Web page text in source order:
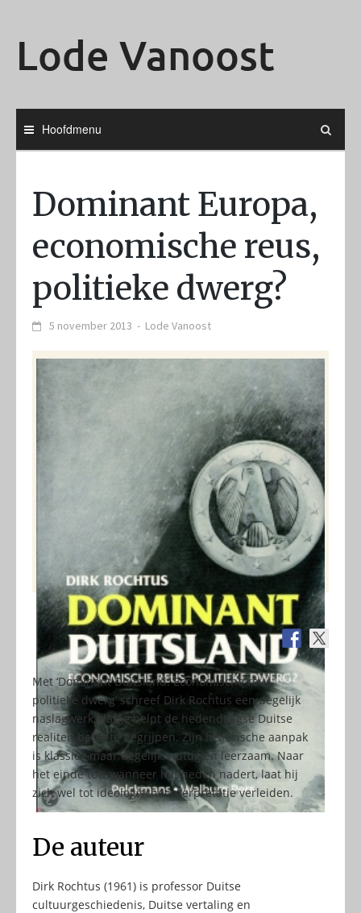
Lode Vanoost
Hoofdmenu
Dominant Europa,
economische reus,
politieke dwerg?
5 november 2013 - Lode Vanoost
Met ‘Dominant Duitsland. Economische reus,
politieke dwerg’ schreef Dirk Rochtus een degelijk
naslagwerk, dat je helpt de hedendaagse Duitse
realiteit beter te begrijpen. Zijn historische aanpak
is klassiek maar degelijk, nuttig en leerzaam. Naar
het einde toe, wanneer het heden nadert, laat hij
zich wel tot ideologische interpretatie verleiden.
De auteur
Dirk Rochtus (1961) is professor Duitse
cultuurgeschiedenis, Duitse vertaling en